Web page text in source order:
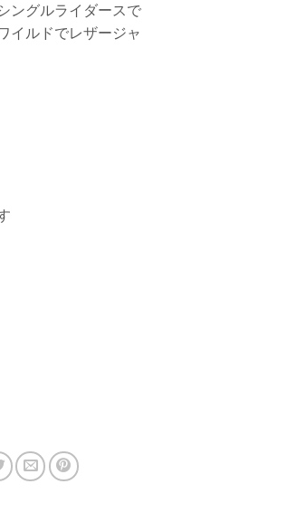
ングルライダースで
イルドでレザージャ